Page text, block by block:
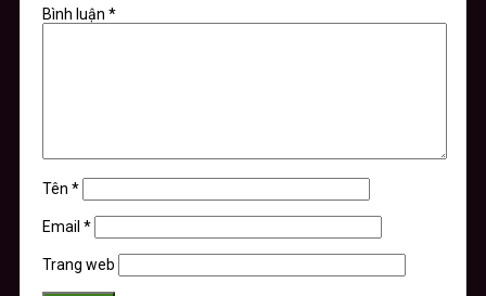
Bình luận *
Tên *
Email *
Trang web